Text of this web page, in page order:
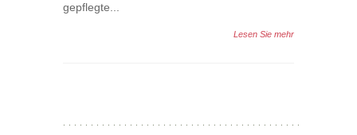
gepflegte...
Lesen Sie mehr